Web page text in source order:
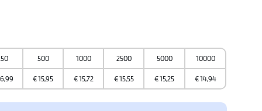
500 1000 2500 5000 10000
€15,95 €15,72 €15,55 €15,25 €14,94